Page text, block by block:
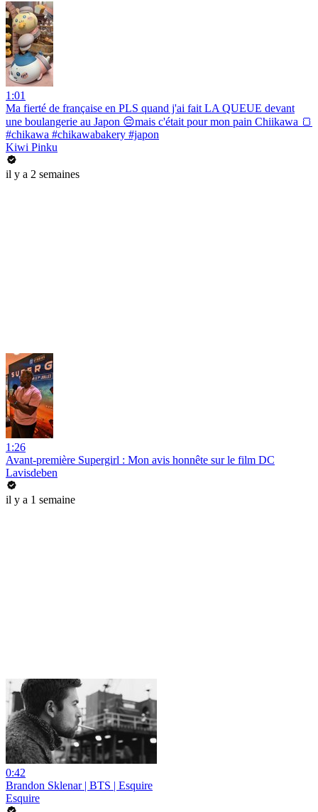
1:01
Ma fierté de française en PLS quand j'ai fait LA QUEUE devant
une boulangerie au Japon 😔mais c'était pour mon pain Chiikawa 🍞
#chikawa #chikawabakery #japon
Kiwi Pinku
il y a 2 semaines
1:26
Avant-première Supergirl : Mon avis honnête sur le film DC
Lavisdeben
il y a 1 semaine
0:42
Brandon Sklenar | BTS | Esquire
Esquire